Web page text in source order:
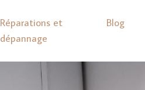
Réparations et
dépannage
Blog